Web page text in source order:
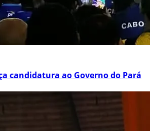
candidatura ao Governo do Pará